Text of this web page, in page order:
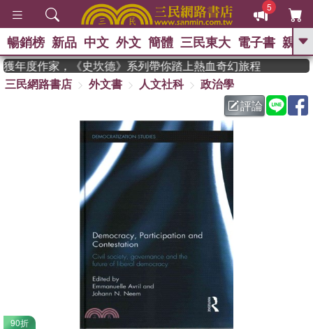
5
GO
熱搜： 東野圭吾 、 高希均教授回憶錄
父親節 、 如果歷
暑期推薦 、 國際布克
獎 臺灣漫遊錄 、 方念華
登輝時代
數學女孩：黎曼猜想
偉大的迷走神經
暢銷榜 新品 中文 外文 簡體 三民東大 電子書 親子
度作家，《史坎德》系列帶你踏上熱血奇幻旅程
三民網路書店
外文書 人文社科
政治學
評論
90折